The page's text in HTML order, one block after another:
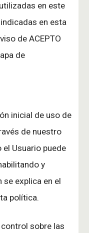
en este
en esta
de ACEPTO
de
inicial de uso de
de nuestro
Usuario puede
y
se explica en el
política.
sobre las